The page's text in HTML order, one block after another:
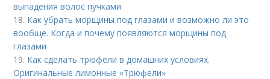
выпадения волос пучками
18. Как убрать морщины под глазами и возможно ли это
вообще. Когда и почему появляются морщины под
глазами
19. Как сделать трюфели в домашних условиях.
Оригинальные лимонные «Трюфели»